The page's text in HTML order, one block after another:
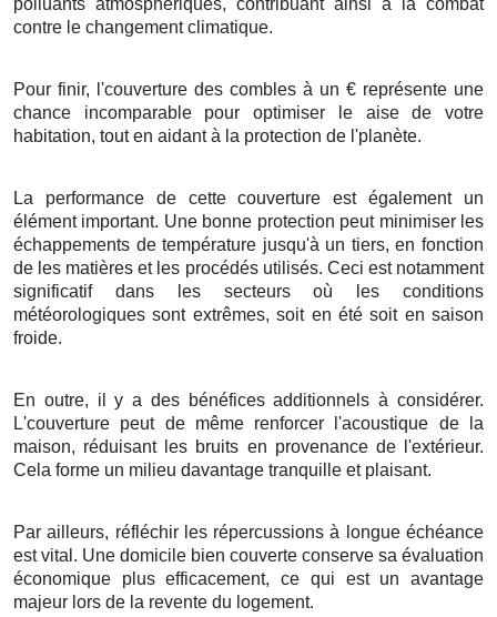
contre le changement climatique.
Pour finir, l'couverture des combles à un € représente une
chance
incomparablepouroptimiser le aisede votre
habitation, tout en aidantà la protection de l'planète.
La performancede cettecouverture estégalementun
élément important. Une bonne protection peut minimiserles
échappements detempérature jusqu'à un tiers,en fonction
de les matières et les procédésutilisés. Ceci est notamment
significatifdans les secteursoù les conditions
météorologiques sont extrêmes, soit en étésoit en saison
froide.
En outre, il y a des bénéfices additionnels àconsidérer.
L'couverture peut de même renforcer l'acoustique de la
maison, réduisantles bruits en provenance de l'extérieur.
Cela forme un milieu davantage tranquille et plaisant.
Par ailleurs, réfléchirles répercussions à
longue échéance
estvital . Une domicile bien couverte conserve sa évaluation
économique plusefficacement, ce qui est unavantage
majeur lors de la revente du logement.